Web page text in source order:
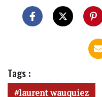
Tags :
laurent wauquiez